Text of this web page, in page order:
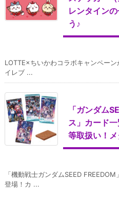
レンタイン
う♪
LOTTE×ちいかわコラボキャンペー
イレブ ...
「ガンダム
ス」カード
等取扱い！
「機動戦士ガンダムSEED
登場！カ ...